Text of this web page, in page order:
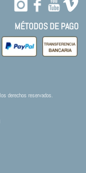
MÉTODOS DE PAGO
derechos reservados.